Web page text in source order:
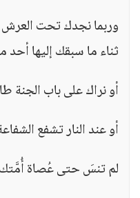
وربما نجدك تحت العرش
ثناء ما سبقك إليها أحد
أو نراك على باب الجنة
أو عند النار تشفع
لم تنسَ حتى عُصاة